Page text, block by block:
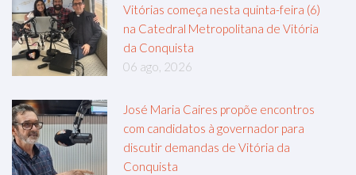
Vitórias começa nesta quinta-feira (6)
na Catedral Metropolitana de Vitória
da Conquista
06 ago, 2026
José Maria Caires propõe encontros
com candidatos à governador para
discutir demandas de Vitória da
Conquista